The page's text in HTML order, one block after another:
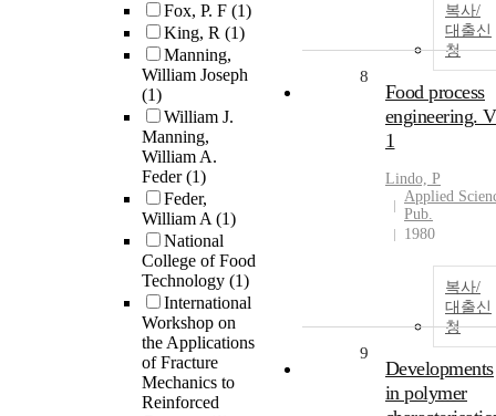
Fox, P. F (1)
King, R (1)
Manning,
William Joseph
(1)
William J.
Manning,
William A.
Feder(1)
Feder,
William A(1)
National
College of Food
Technology (1)
International
Workshop on
the Applications
of Fracture
Mechanics to
Reinforced
복사/
대출신
청
8
Food process
engineering.
1
Lindo, P
Applied
Pub.
1980
복사/
대출신
청
9
Developments
in polymer